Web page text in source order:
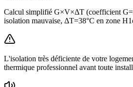
Calcul simplifié G×V×ΔT (coefficient
isolation mauvaise, ΔT=38°C en zone
L'isolation très déficiente de votre
thermique professionnel avant toute